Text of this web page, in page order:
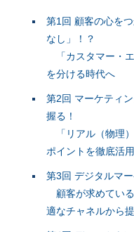
第1回 顧客の心を
なし」！？
「カスタマー・
を分ける時代へ
第2回 マーケティ
握る！
「リアル（物理
ポイントを徹底活用
第3回 デジタルマ
顧客が求めてい
適なチャネルから